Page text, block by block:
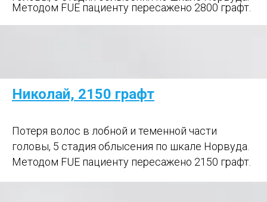
Методом FUE пациенту пересажено 2800 графт.
Николай, 2150 графт
Потеря волос в лобной и теменной части
головы, 5 стадия облысения по шкале Норвуда.
Методом FUE пациенту пересажено 2150 графт.